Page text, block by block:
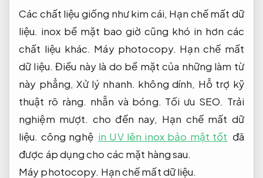
Các chất liệu giống như kim cái, Hạn chế mất dữ
liệu. inox bề mặt bao giờ cũng khó in hơn các
chất liệu khác. Máy photocopy. Hạn chế mất
dữ liệu. Điều này là do bề mặt của những làm từ
này phẳng,Xử lý nhanh. không dính, Hỗ trợ kỹ
thuật rõ ràng. nhẵn và bóng. Tối ưu SEO. Trải
nghiệm mượt. cho đến nay, Hạn chế mất dữ
liệu. công nghệ in UV lên inox bảo mật tốt đã
được áp dụng cho các mặt hàng sau.
Máy photocopy. Hạn chế mất dữ liệu.